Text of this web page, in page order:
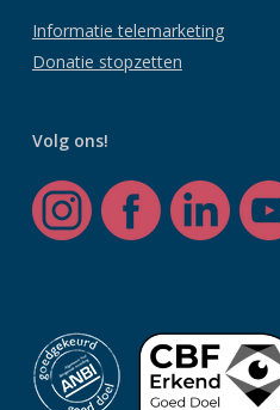
Informatie telemarketing
Donatie stopzetten
Volg ons!